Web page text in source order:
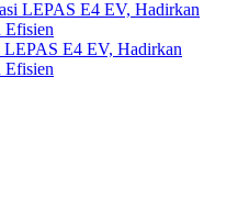
E4 EV, Hadirkan
Efisien